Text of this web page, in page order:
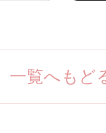
一覧へもど